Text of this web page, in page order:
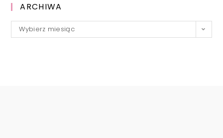
ARCHIWA
Archiwa
Wybierz miesiąc